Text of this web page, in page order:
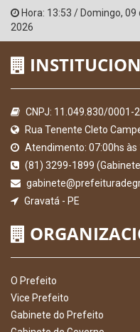
Hora: 13:53 / Domingo, 09
2026
CNPJ: 11.049.830/0001-
Rua Tenente Cleto
Atendimento: 07:00hs às
(81) 3299-1899
Gravatá - PE
O Prefeito
Vice Prefeito
Gabinete do Prefeito